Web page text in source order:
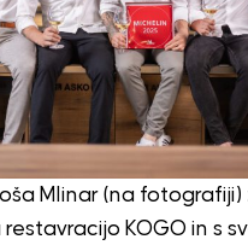
Mlinar (na fotografiji)
KOGO in s